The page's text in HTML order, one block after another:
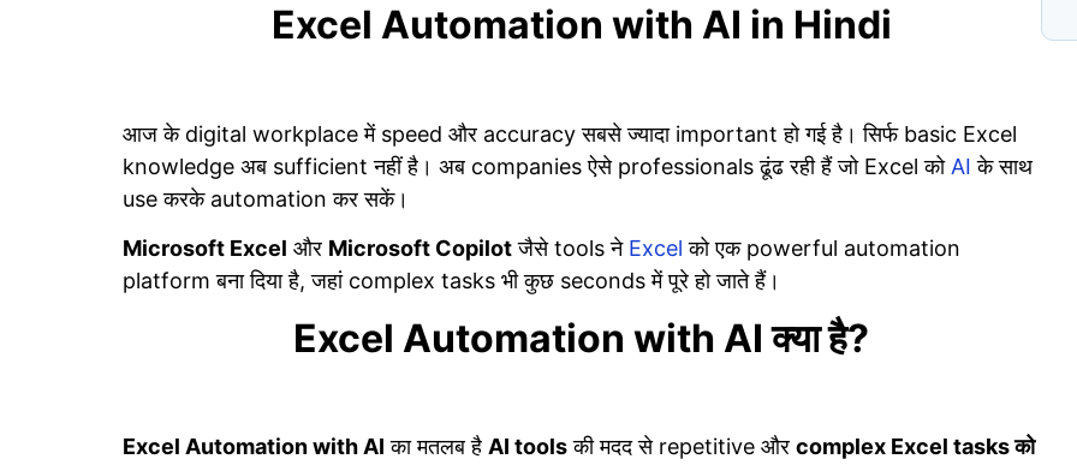
Excel Automation with AI in Hindi
आज के digital workplace में speed और accuracy सबसे ज्यादा important हो गई है। सिर्फ basic Excel
knowledge अब sufficient नहीं है। अब companies ऐसे professionals ढूंढ रही हैं जो Excel को AI के साथ
use करके automation कर सकें।
Microsoft Excel और Microsoft Copilotजैसे tools ने Excel को एक powerful automation
platform बना दिया है, जहां complex tasks भी कुछ seconds में पूरे हो जाते हैं।
Excel Automation with AI क्या है?
Excel Automation with AI का मतलब है AI toolsकी मदद से repetitive और complex Excel tasks को